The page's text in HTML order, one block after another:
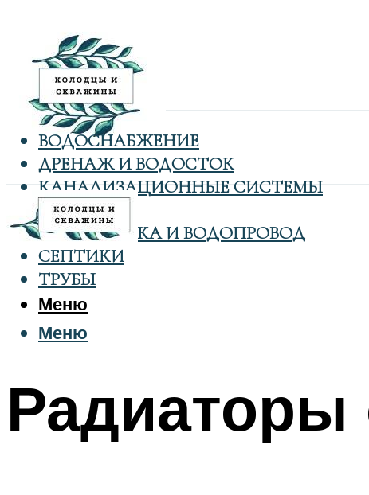
ВОДОСНАБЖЕНИЕ
ДРЕНАЖ И ВОДОСТОК
КАНАЛИЗАЦИОННЫЕ СИСТЕМЫ
КОЛОДЦЫ
САНТЕХНИКА И ВОДОПРОВОД
СЕПТИКИ
ТРУБЫ
Меню
Меню
Радиаторы